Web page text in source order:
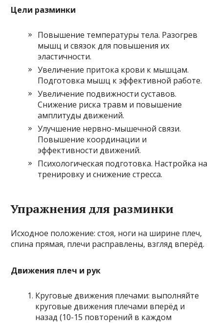
Цели разминки
Повышение температуры тела. Разогрев
мышц и связок для повышения их
эластичности.
Увеличение притока крови к мышцам.
Подготовка мышц к эффективной работе.
Увеличение подвижности суставов.
Снижение риска травм и повышение
амплитуды движений.
Улучшение нервно-мышечной связи.
Повышение координации и
эффективности движений.
Психологическая подготовка. Настройка на
тренировку и снижение стресса.
Упражнения для разминки
Исходное положение: стоя, ноги на ширине плеч,
спина прямая, плечи расправлены, взгляд вперёд.
Движения плеч и рук
Круговые движения плечами: выполняйте
круговые движения плечами вперёд и
назад (10-15 повторений в каждом